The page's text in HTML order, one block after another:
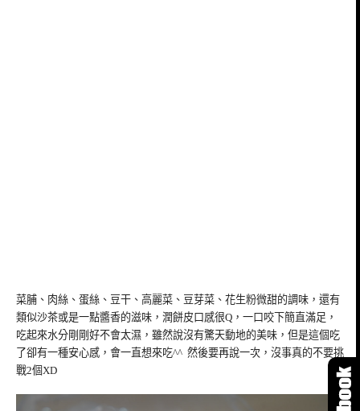
菜脯、肉絲、蛋絲、豆干、高麗菜、豆芽菜、花生粉微甜的調味，還有
類似沙茶或是一點醬香的滋味，潤餅皮口感很Q，一口咬下簡直滿足，
吃起來水分剛剛好不會太濕，雖然說沒有驚天動地的美味，但是這個吃
了卻有一種安心感，會一直想來吃^^ 然後要再說一次，沒事真的不要挑
戰2個XD